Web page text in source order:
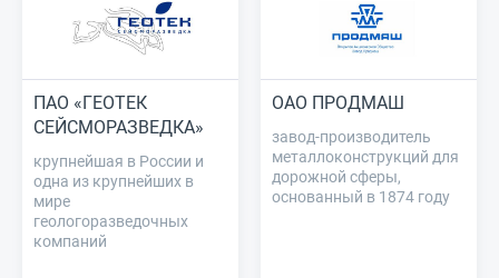
ПАО «ГЕОТЕК
СЕЙСМОРАЗВЕДКА»
крупнейшая в России и
одна из крупнейших в
мире
геологоразведочных
компаний
ОАО ПРОДМАШ
завод-производитель
металлоконструкций для
дорожной сферы,
основанный в 1874 году